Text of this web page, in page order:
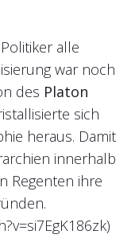
alle
war noch
des Platon
sich
heraus. Damit
innerhalb
Regenten ihre